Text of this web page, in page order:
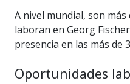
A nivel mundial, son
laboran en Georg
presencia en las más de
Oportunidades